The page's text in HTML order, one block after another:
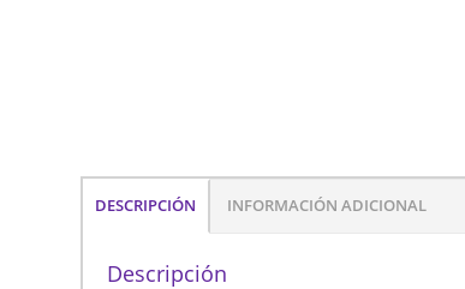
DESCRIPCIÓN INFORMACIÓN ADICIONAL
Descripción